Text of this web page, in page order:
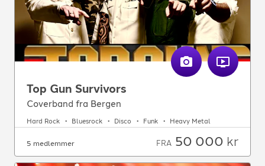
Top Gun Survivors
Coverband fra Bergen
Hard Rock Bluesrock Disco Funk Heavy Metal
5 medlemmer FRA 50 000 kr